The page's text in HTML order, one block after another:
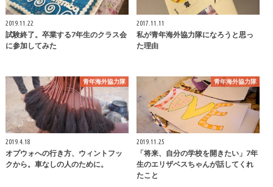
2019.11.22
試験終了。卒業する7年生のクラス会
に参加してみた
2017.11.11
私が青年海外協力隊になろうと思っ
た理由
青年海外協力隊
2019.4.18
オプウォへの行き方、ウィントフッ
クから。車なしの人のために。
青年海外協力隊
2019.11.25
「将来、自分の学校を開きたい」7年
生のエリザベスちゃんが話してくれ
たこと